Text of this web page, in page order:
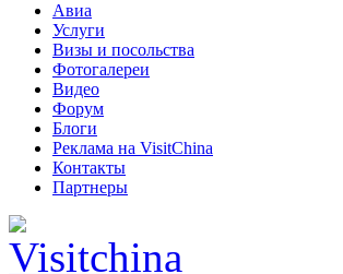
Авиа
Услуги
Визы и посольства
Фотогалереи
Видео
Форум
Блоги
Реклама на VisitChina
Контакты
Партнеры